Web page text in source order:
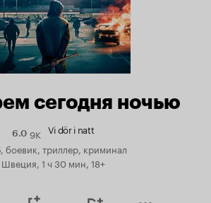
сегодня ночью
6.0Рейтинг
9K Vi dör i natt
боевик, триллер, криминал
Швеция, 1 ч 30 мин, 18+